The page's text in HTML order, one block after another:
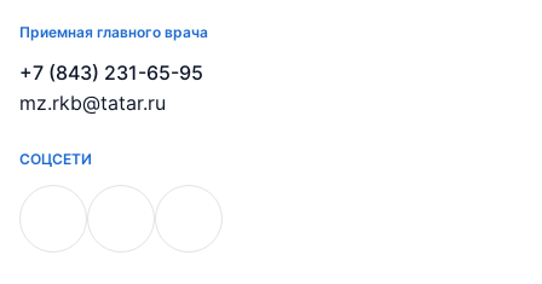
Приемная главного врача
+7 (843) 231-65-95
mz.rkb@tatar.ru
СОЦСЕТИ